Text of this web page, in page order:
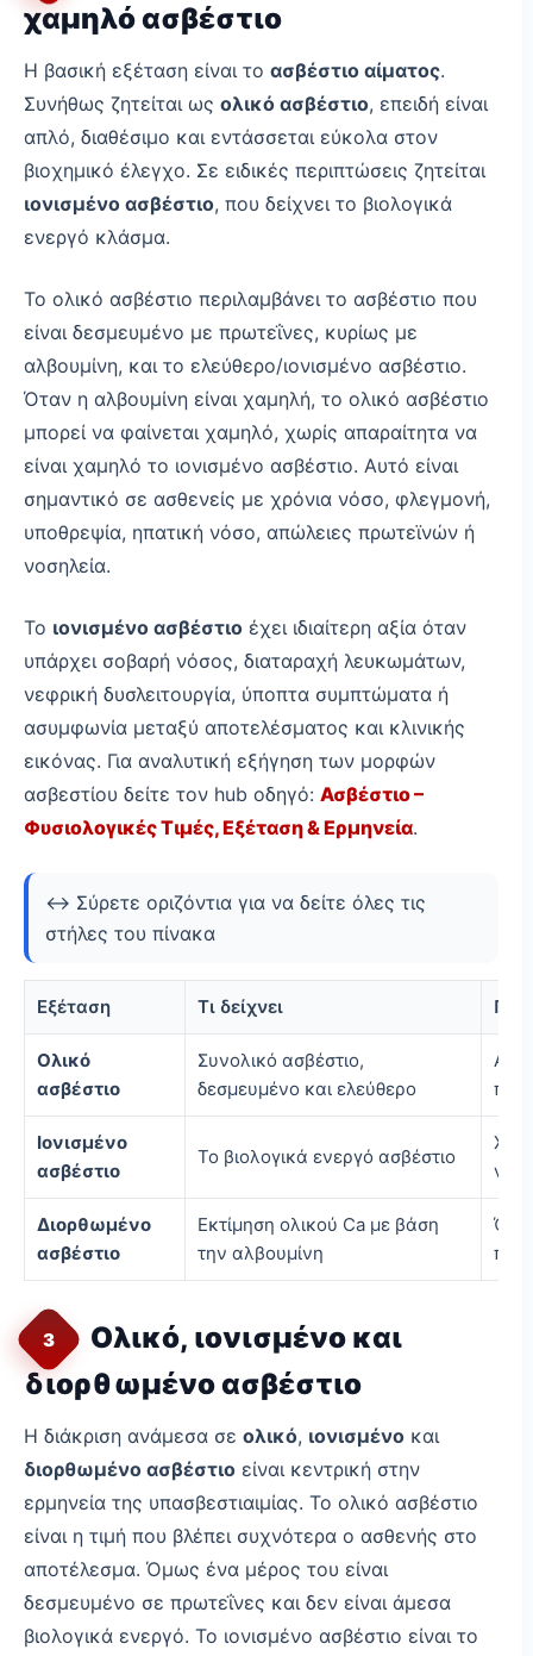
χαμηλό ασβέστιο
Η βασική εξέταση είναι το ασβέστιο αίματος.
Συνήθως ζητείται ως ολικό ασβέστιο, επειδή είναι
απλό, διαθέσιμο και εντάσσεται εύκολα στον
βιοχημικό έλεγχο. Σε ειδικές περιπτώσεις ζητείται
ιονισμένο ασβέστιο, που δείχνει το βιολογικά
ενεργό κλάσμα.
Το ολικό ασβέστιο περιλαμβάνει το ασβέστιο που
είναι δεσμευμένο με πρωτεΐνες, κυρίως με
αλβουμίνη, και το ελεύθερο/ιονισμένο ασβέστιο.
Όταν η αλβουμίνη είναι χαμηλή, το ολικό ασβέστιο
μπορεί να φαίνεται χαμηλό, χωρίς απαραίτητα να
είναι χαμηλό το ιονισμένο ασβέστιο. Αυτό είναι
σημαντικό σε ασθενείς με χρόνια νόσο, φλεγμονή,
υποθρεψία, ηπατική νόσο, απώλειες πρωτεϊνών ή
νοσηλεία.
Το ιονισμένο ασβέστιο έχει ιδιαίτερη αξία όταν
υπάρχει σοβαρή νόσος, διαταραχή λευκωμάτων,
νεφρική δυσλειτουργία, ύποπτα συμπτώματα ή
ασυμφωνία μεταξύ αποτελέσματος και κλινικής
εικόνας. Για αναλυτική εξήγηση των μορφών
ασβεστίου δείτε τον hub οδηγό: Ασβέστιο –
Φυσιολογικές Τιμές, Εξέταση & Ερμηνεία.
↔️ Σύρετε οριζόντια για να δείτε όλες τις
στήλες του πίνακα
Εξέταση Τι δείχνει
Ολικό
ασβέστιο
Συνολικό ασβέστιο,
δεσμευμένο και ελεύθερο
Ιονισμένο
ασβέστιο
Το βιολογικά ενεργό ασβέστιο
Διορθωμένο
ασβέστιο
Εκτίμηση ολικού Ca με βάση
την αλβουμίνη
3
Ολικό, ιονισμένο και
διορθωμένο ασβέστιο
Η διάκριση ανάμεσα σε ολικό, ιονισμένο και
διορθωμένο ασβέστιο είναι κεντρική στην
ερμηνεία της υπασβεστιαιμίας. Το ολικό ασβέστιο
είναι η τιμή που βλέπει συχνότερα ο ασθενής στο
αποτέλεσμα. Όμως ένα μέρος του είναι
δεσμευμένο σε πρωτεΐνες και δεν είναι άμεσα
βιολογικά ενεργό. Το ιονισμένο ασβέστιο είναι το